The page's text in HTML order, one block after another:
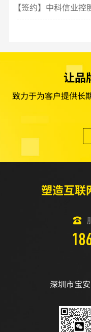
【签约】中科信业
让品
致力于为客户提供长
塑造互联
深圳市宝